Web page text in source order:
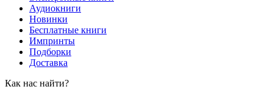
Аудиокниги
Новинки
Бесплатные книги
Импринты
Подборки
Доставка
Как нас найти?